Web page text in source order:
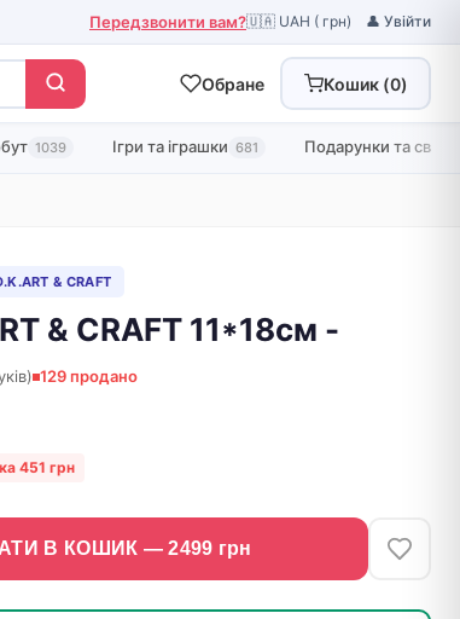
Передзвонити вам?🇺🇦 UAH ( грн) 👤 Увійти
Обране Кошик (0)
1039 Ігри та іграшки 681 Подарунки та свята
& CRAFT
& СRAFT 11*18см -
129 продано
451 грн
В КОШИК —2499 грн